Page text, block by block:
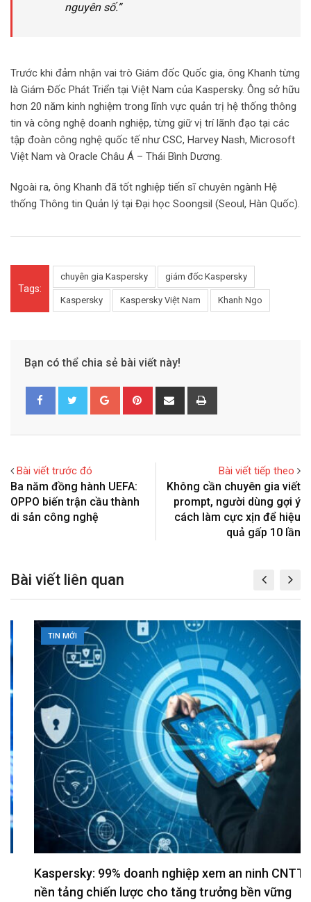
nguyên số.”
Trước khi đảm nhận vai trò Giám đốc Quốc gia, ông Khanh từng
là Giám Đốc Phát Triển tại Việt Nam của Kaspersky. Ông sở hữu
hơn 20 năm kinh nghiệm trong lĩnh vực quản trị hệ thống thông
tin và công nghệ doanh nghiệp, từng giữ vị trí lãnh đạo tại các
tập đoàn công nghệ quốc tế như CSC, Harvey Nash, Microsoft
Việt Nam và Oracle Châu Á – Thái Bình Dương.
Ngoài ra, ông Khanh đã tốt nghiệp tiến sĩ chuyên ngành Hệ
thống Thông tin Quản lý tại Đại học Soongsil (Seoul, Hàn Quốc).
Tags:
chuyên gia Kaspersky giám đốc Kaspersky
Kaspersky Kaspersky Việt Nam Khanh Ngo
Bạn có thể chia sẻ bài viết này!
o
+
i
e
h
a
r
Bài viết trước đó
Ba năm đồng hành UEFA:
OPPO biến trận cầu thành
di sản công nghệ
Bài viết tiếp theo
Không cần chuyên gia viết
prompt, người dùng gợi ý
cách làm cực xịn để hiệu
quả gấp 10 lần
Bài viết liên quan
TIN MỚI
Kaspersky: 99% doanh nghiệp xem an ninh CNTT là
nền tảng chiến lược cho tăng trưởng bền vững